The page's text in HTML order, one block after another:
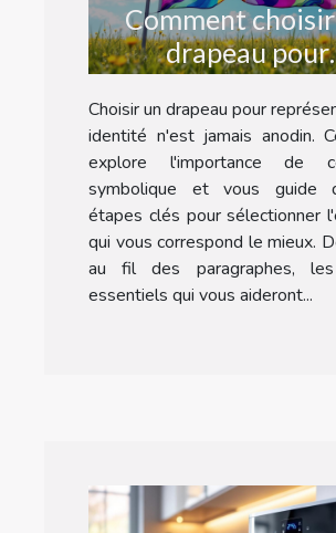
Comment
drapeau pour
représenter
identité?
Choisir un drapeau pour
identité n'est jamais anodin.
explore l'importance de
symbolique et vous guide
étapes clés pour sélectionner
qui vous correspond le mieux.
au fil des paragraphes,
essentiels qui vous aideront...